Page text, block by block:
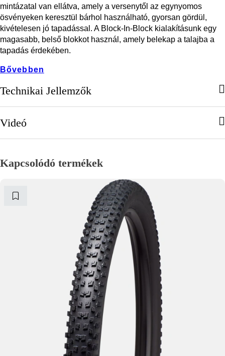
mintázatal van ellátva, amely a versenytől az egynyomos
ösvényeken keresztül bárhol használható, gyorsan gördül,
kivételesen jó tapadással. A Block-In-Block kialakításunk egy
magasabb, belső blokkot használ, amely belekap a talajba a
tapadás érdekében.
Bővebben
Technikai Jellemzők
Videó
Kapcsolódó termékek